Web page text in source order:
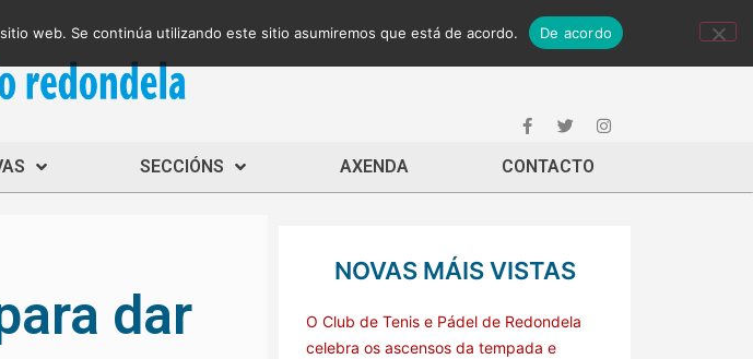
SECCIÓNS AXENDA CONTACTO
dar
NOVAS MÁIS VISTAS
O Club de Tenis e Pádel de Redondela
celebra os ascensos da tempada e
web. Se continúa utilizando este sitio asumiremos que está de acordo. De acordo